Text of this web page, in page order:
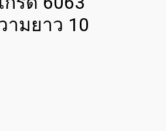
ามยาว 10